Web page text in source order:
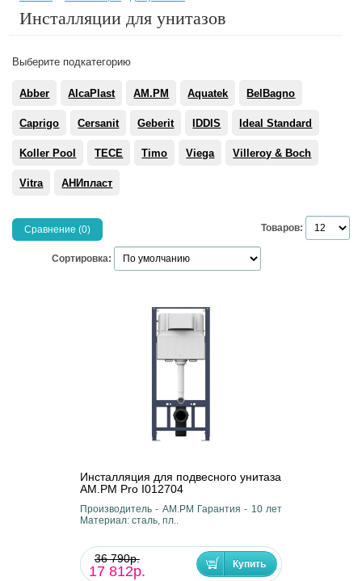
Инсталляции для унитазов
Выберите подкатегорию
Abber AlcaPlast AM.PM Aquatek BelBagno
Caprigo Cersanit Geberit IDDIS Ideal Standard
Koller Pool TECE Timo Viega Villeroy & Boch
Vitra АНИпласт
Товаров:
Сравнение (0)
Сортировка:
Инсталляция для подвесного унитаза
AM.PM Pro I012704
Производитель - AM.PM Гарантия - 10 лет
Материал: сталь, пл..
36 790р.
17 812р.